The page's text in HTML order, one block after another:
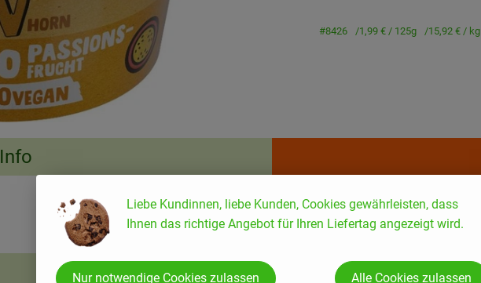
#8426 1,99 € / 125g 15,92 € / kg
Rezepte
Info
Liebe Kundinnen, liebe Kunden, Cookies gewährleisten, dass
Ihnen das richtige Angebot für Ihren Liefertag angezeigt wird.
Nur notwendige Cookies zulassen Alle Cookies zulassen